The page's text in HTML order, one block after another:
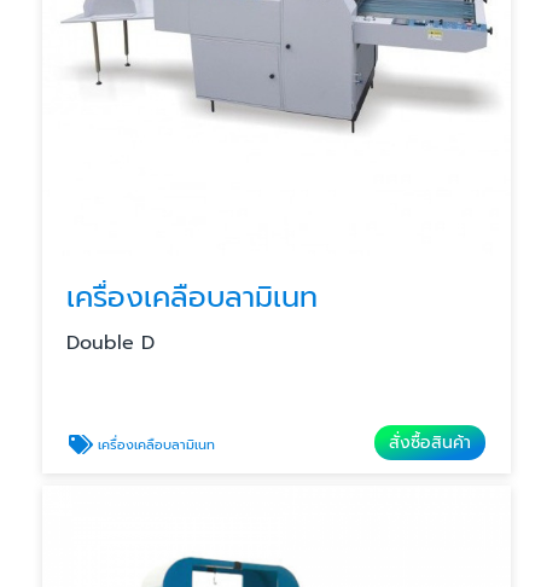
เครื่องเคลือบลามิเนท
Double D
เครื่องเคลือบลามิเนท สั่งซื้อสินค้า